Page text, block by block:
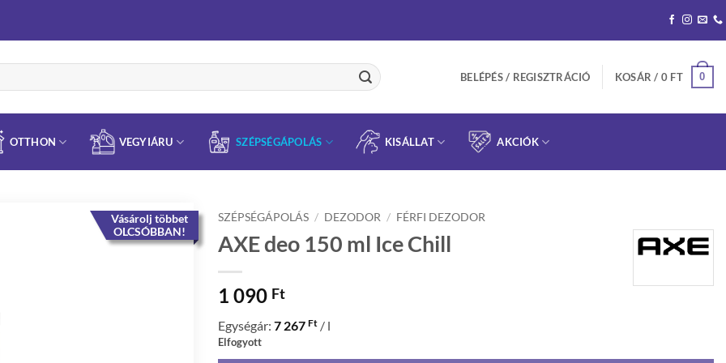
BELÉPÉS / REGISZTRÁCIÓ KOSÁR / 0 FT 0
OTTHON VEGYIÁRU SZÉPSÉGÁPOLÁS KISÁLLAT AKCIÓK
Vásárolj többet
OLCSÓBBAN!
SZÉPSÉGÁPOLÁS / DEZODOR / FÉRFI DEZODOR
AXE deo 150 ml Ice Chill
1 090 Ft
Egységár: 7 267 Ft / l
Elfogyott